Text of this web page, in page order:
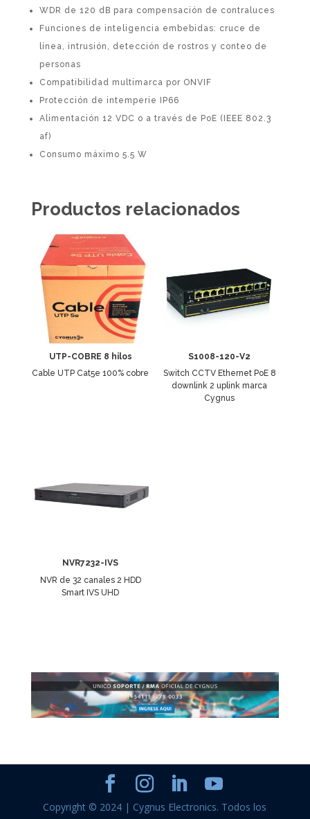
WDR de 120 dB para compensación de contraluces
Funciones de inteligencia embebidas: cruce de
línea, intrusión, detección de rostros y conteo de
personas
Compatibilidad multimarca por ONVIF
Protección de intemperie IP66
Alimentación 12 VDC o a través de PoE (IEEE 802.3
af)
Consumo máximo 5.5 W
Productos relacionados
UTP-COBRE 8 hilos
Cable UTP Cat5e 100% cobre
S1008-120-V2
Switch CCTV Ethernet PoE 8
downlink 2 uplink marca
Cygnus
NVR7232-IVS
NVR de 32 canales 2 HDD
Smart IVS UHD
Copyright © 2024 | Cygnus Electronics. Todos los